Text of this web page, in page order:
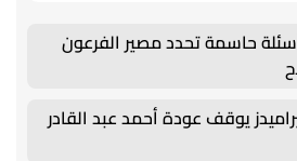
حاسمة تحدد مصير الفرعون
يوقف عودة أحمد عبد القادر